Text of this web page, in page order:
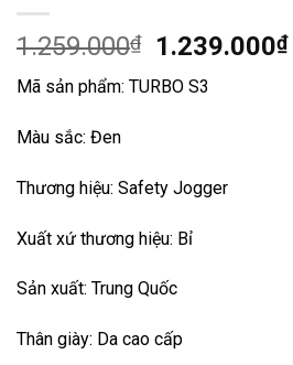
1.259.000₫
Giá
gốc
là:
1.239.000₫
Mã sản phẩm: TURBO S3
Màu sắc: Đen
Thương hiệu: Safety Jogger
Xuất xứ thương hiệu: Bỉ
Sản xuất: Trung Quốc
Thân giày: Da cao cấp